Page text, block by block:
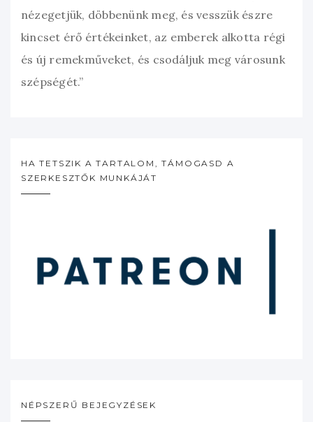
nézegetjük, döbbenünk meg, és vesszük észre
kincset érő értékeinket, az emberek alkotta régi
és új remekműveket, és csodáljuk meg városunk
szépségét.”
HA TETSZIK A TARTALOM, TÁMOGASD A
SZERKESZTŐK MUNKÁJÁT
NÉPSZERŰ BEJEGYZÉSEK